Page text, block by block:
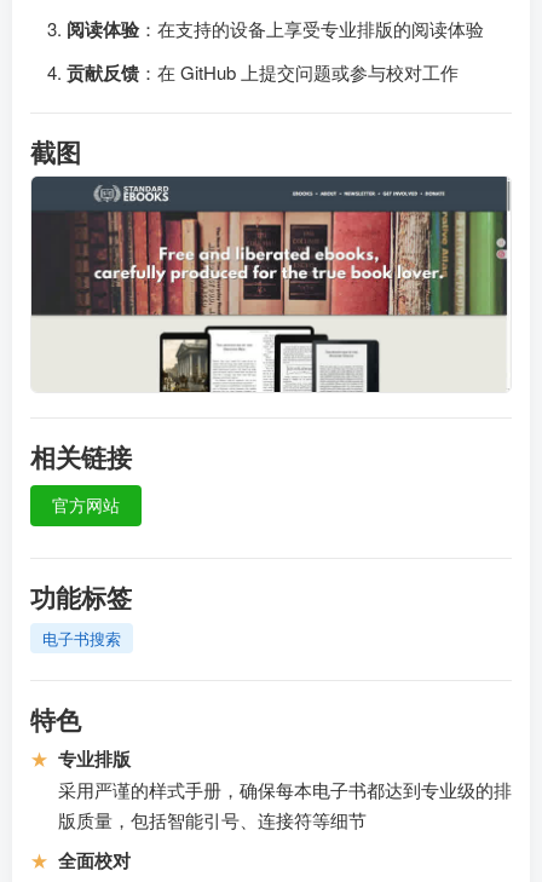
阅读体验：在支持的设备上享受专业排版的阅读体验
贡献反馈 ：在 GitHub 上提交问题或参与校对工作
截图
相关链接
官方网站
功能标签
电子书搜索
特色
★ 专业排版
采用严谨的样式手册，确保每本电子书都达到专业级的排
版质量，包括智能引号、连接符等细节
★ 全面校对